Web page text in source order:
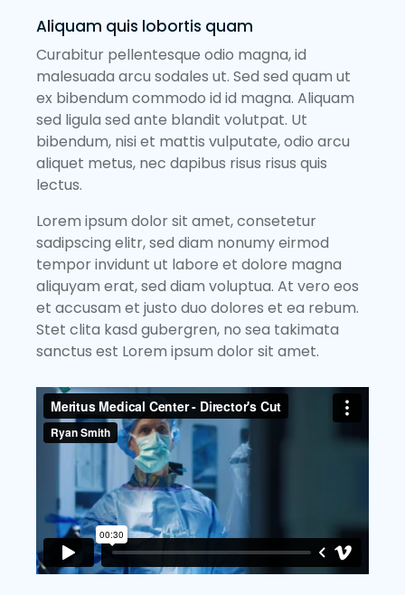
Aliquam quis lobortis quam
Curabitur pellentesque odio magna, id
malesuada arcu sodales ut. Sed sed quam ut
ex bibendum commodo id id magna. Aliquam
sed ligula sed ante blandit volutpat. Ut
bibendum, nisi et mattis vulputate, odio arcu
aliquet metus, nec dapibus risus risus quis
lectus.
Lorem ipsum dolor sit amet, consetetur
sadipscing elitr, sed diam nonumy eirmod
tempor invidunt ut labore et dolore magna
aliquyam erat, sed diam voluptua. At vero eos
et accusam et justo duo dolores et ea rebum.
Stet clita kasd gubergren, no sea takimata
sanctus est Lorem ipsum dolor sit amet.